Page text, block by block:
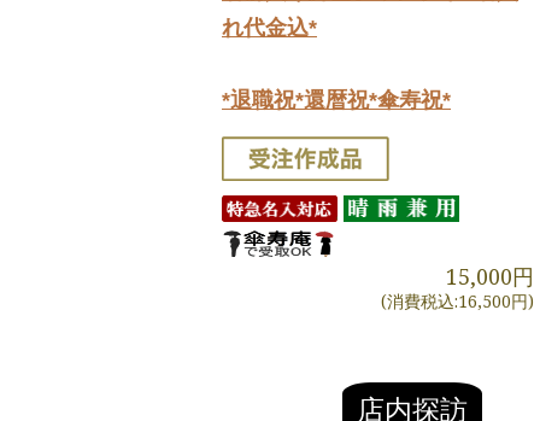
れ代金込*
*退職祝*還暦祝*傘寿祝*
15,000円
(消費税込:16,500円)